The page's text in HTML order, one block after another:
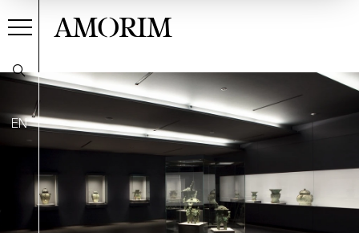
EN
AMORIM